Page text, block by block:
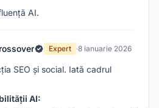
AI.
Expert ·8 ianuarie 2026
SEO și social. Iată cadrul
AI: